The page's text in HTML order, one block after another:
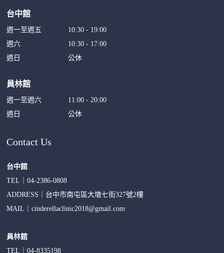
Contact Us
台中館
TEL｜04-2386-0808
ADDRESS｜ 台中市南屯區大墩七街327號2樓
MAIL｜cinderellaclinic2018@gmail.com
員林館
TEL｜04-8335198
台中館
週一至週五
週六
週日
10:30 - 19:00
10:30 - 17:00
公休
員林館
週一至週六
週日
11:00 - 20:00
公休